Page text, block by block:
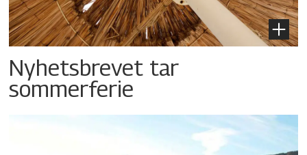
Nyhetsbrevet tar
sommerferie